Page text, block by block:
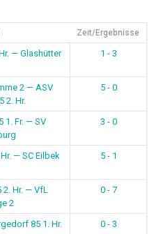
Zeit/Ergebnisse
— Glashütter
1 - 3
2 — ASV
2. Hr.
5 - 0
1. Fr. — SV
3 - 0
— SC Eilbek
5 - 1
Hr. — VfL
2
0 - 7
85 1. Hr. 0 - 3